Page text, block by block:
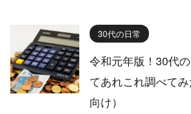
30代の日常
令和元年版！30代
てあれこれ調べて
向け）